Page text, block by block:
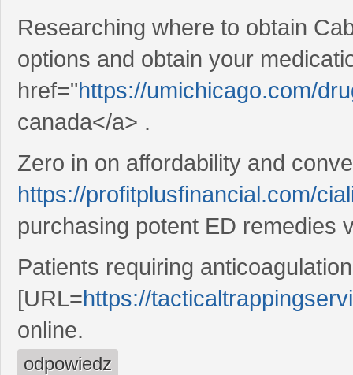
Researching where to obtain
options and obtain your
href="https://umichicago.com/
canada</a> .
Zero in on affordability and
https://profitplusfinancial.com/
purchasing potent ED remedies
Patients requiring
[URL=https://
online.
odpowiedz